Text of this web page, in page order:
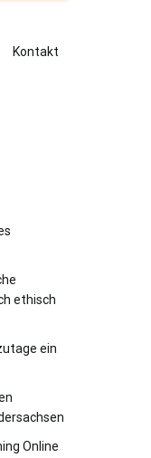
Kontakt
ethisch
ein
Online